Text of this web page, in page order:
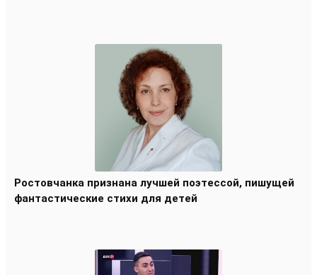
Ростовчанка признана лучшей поэтессой, пишущей
фантастические стихи для детей